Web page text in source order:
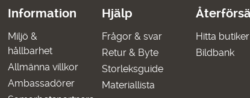
Information
Miljö &
hållbarhet
Allmänna villkor
Ambassadörer
Hjälp
Frågor & svar
Retur & Byte
Storleksguide
Materiallista
Hitta butiker
Bildbank